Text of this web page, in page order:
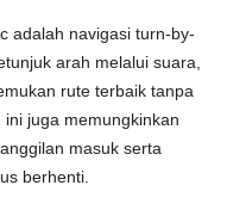
adalah navigasi turn-by-
arah melalui suara,
rute terbaik tanpa
juga memungkinkan
masuk serta
berhenti.